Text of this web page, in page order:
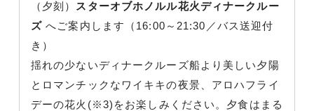
（夕刻） スターオブホノルル花火ディナークルー
ズへご案内します（16:00～21:30／バス送迎付
き）
揺れの少ないディナークルーズ船より美しい夕陽
とロマンチックなワイキキの夜景、アロハフライ
デーの花火(※3)をお楽しみください。夕食はまる